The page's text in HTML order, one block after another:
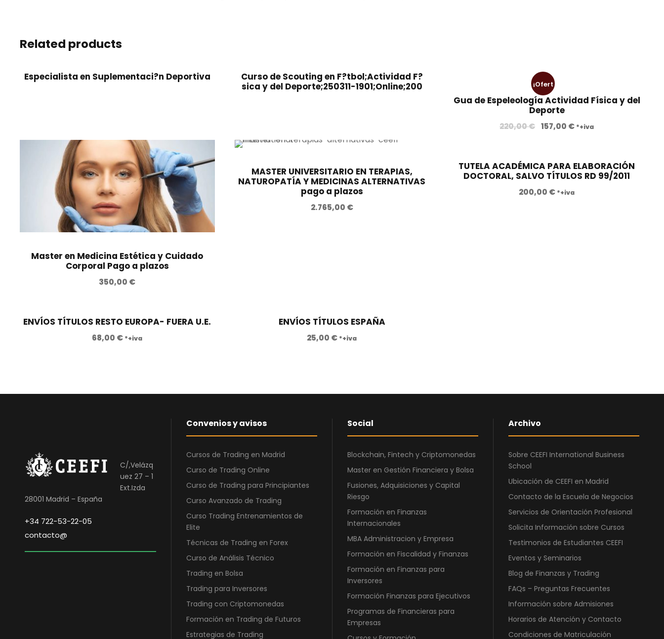
Related products
Especialista en Suplementaci?n Deportiva
Curso de Scouting en F?tbol;Actividad F?
sica y del Deporte;250311-1901;Online;200
¡Ofert
a!
Gua de Espeleología Actividad Física y del
Deporte
220,00€ E
r
e
c
0
0
€
157,00 €E
r
e
0
.
*+iva
Master en Medicina Estética y Cuidado
Corporal Pago a plazos
350,00 €
MASTER UNIVERSITARIO EN TERAPIAS,
NATUROPATÍA Y MEDICINAS ALTERNATIVAS
pago a plazos
2.765,00 €
TUTELA ACADÉMICA PARA ELABORACIÓN
DOCTORAL, SALVO TÍTULOS RD 99/2011
200,00 € *+iva
ENVÍOS TÍTULOS RESTO EUROPA- FUERA U.E.
68,00 € *+iva
ENVÍOS TÍTULOS ESPAÑA
25,00 € *+iva
C/,Velázq
uez 27 – 1
Ext.Izda
28001 Madrid – España
+34 722-53-22-05
contacto@
Convenios y avisos
Cursos de Trading en Madrid
Curso de Trading Online
Curso de Trading para Principiantes
Curso Avanzado de Trading
Curso Trading Entrenamientos de
Elite
Técnicas de Trading en Forex
Curso de Análisis Técnico
Trading en Bolsa
Trading para Inversores
Trading con Criptomonedas
Formación en Trading de Futuros
Estrategias de Trading
Social
Blockchain, Fintech y Criptomonedas
Master en Gestión Financiera y Bolsa
Fusiones, Adquisiciones y Capital
Riesgo
Formación en Finanzas
Internacionales
MBA Administracion y Empresa
Formación en Fiscalidad y Finanzas
Formación en Finanzas para
Inversores
Formación Finanzas para Ejecutivos
Programas de Financieras para
Empresas
Archivo
Sobre CEEFI International Business
School
Ubicación de CEEFI en Madrid
Contacto de la Escuela de Negocios
Servicios de Orientación Profesional
Solicita Información sobre Cursos
Testimonios de Estudiantes CEEFI
Eventos y Seminarios
Blog de Finanzas y Trading
FAQs – Preguntas Frecuentes
Información sobre Admisiones
Horarios de Atención y Contacto
Condiciones de Matriculación